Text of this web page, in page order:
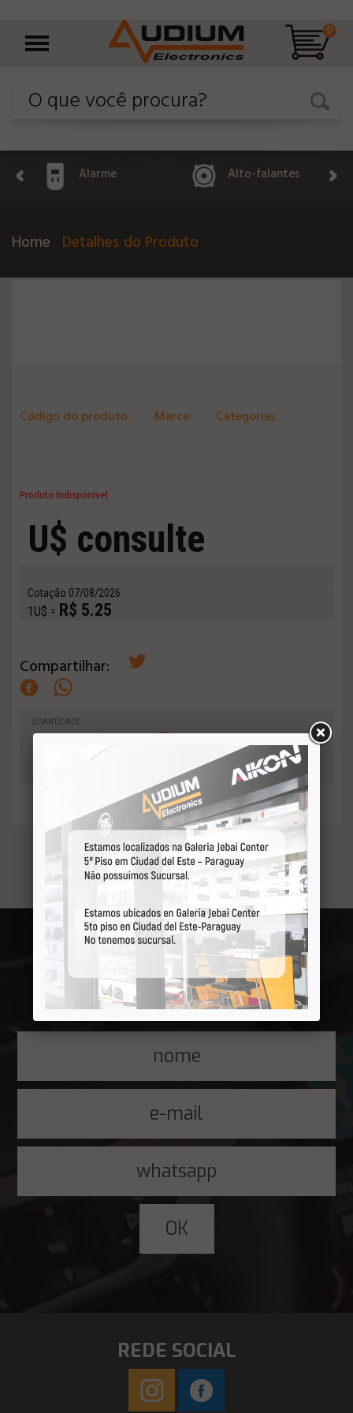
0
Alarme Alto-falantes
Home Detalhes do Produto
Código do produto: Marca: Categorias:
Produto Indisponível
U$ consulte
Cotação 07/08/2026
1U$ = R$ 5.25
Compartilhar:
QUANTIDADE
+ Adicionar
ao orçamento
Receba por primeiro
nossas ofertas
REDE SOCIAL